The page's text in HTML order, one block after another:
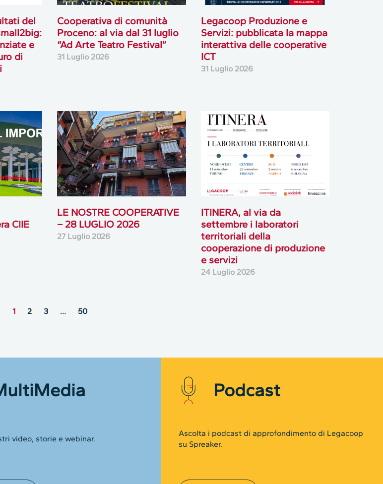
del
e
di
Cooperativa di comunità
Proceno: al via dal 31 luglio
“Ad Arte Teatro Festival”
31 Luglio 2026
Legacoop Produzione e
Servizi: pubblicata la mappa
interattiva delle cooperative
ICT
31 Luglio 2026
CIIE
LE NOSTRE COOPERATIVE
– 28 LUGLIO 2026
27 Luglio 2026
ITINERA, al via da
settembre i laboratori
territoriali della
cooperazione di produzione
e servizi
24 Luglio 2026
1 2 3 … 50
video, storie e webinar.
Podcast
Ascolta i podcast di approfondimento di Legacoop
su Spreaker.
personali dei
ACCETTA TUTTO